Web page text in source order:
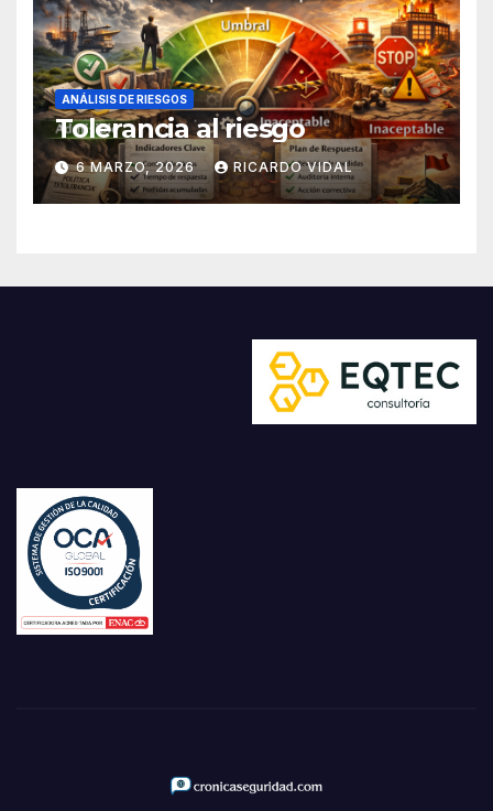
ANÁLISIS DE RIESGOS
Tolerancia al riesgo
6 MARZO, 2026 RICARDO VIDAL